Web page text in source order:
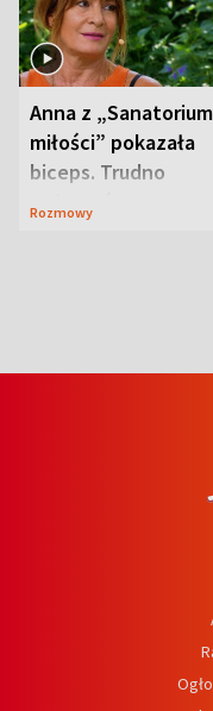
Anna z „Sanatorium
miłości” pokazała
biceps. Trudno
uwierzyć, co
Rozmowy